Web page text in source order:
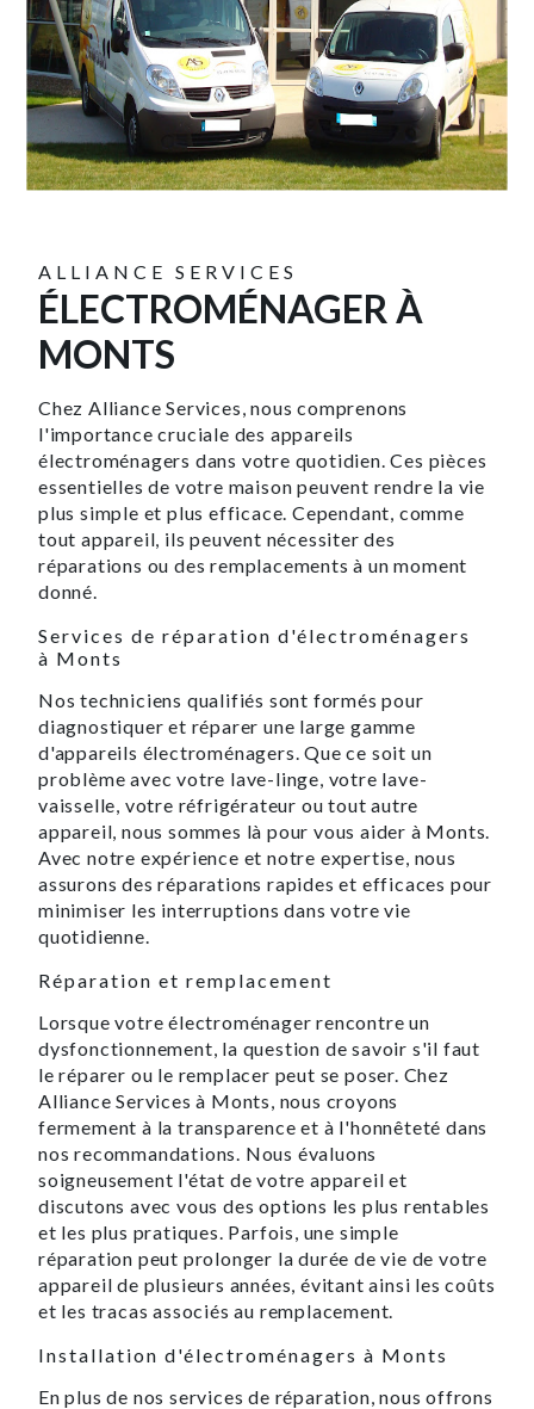
ALLIANCE SERVICES
ÉLECTROMÉNAGER À
MONTS
Chez Alliance Services, nous comprenons
l'importance cruciale des appareils
électroménagers dans votre quotidien. Ces pièces
essentielles de votre maison peuvent rendre la vie
plus simple et plus efficace. Cependant, comme
tout appareil, ils peuvent nécessiter des
réparations ou des remplacements à un moment
donné.
Services de réparation d'électroménagers
à Monts
Nos techniciens qualifiés sont formés pour
diagnostiquer et réparer une large gamme
d'appareils électroménagers. Que ce soit un
problème avec votre lave-linge, votre lave-
vaisselle, votre réfrigérateur ou tout autre
appareil, nous sommes là pour vous aider à Monts.
Avec notre expérience et notre expertise, nous
assurons des réparations rapides et efficaces pour
minimiser les interruptions dans votre vie
quotidienne.
Réparation et remplacement
Lorsque votre électroménager rencontre un
dysfonctionnement, la question de savoir s'il faut
le réparer ou le remplacer peut se poser. Chez
Alliance Services à Monts, nous croyons
fermement à la transparence et à l'honnêteté dans
nos recommandations. Nous évaluons
soigneusement l'état de votre appareil et
discutons avec vous des options les plus rentables
et les plus pratiques. Parfois, une simple
réparation peut prolonger la durée de vie de votre
appareil de plusieurs années, évitant ainsi les coûts
et les tracas associés au remplacement.
Installation d'électroménagers à Monts
En plus de nos services de réparation, nous offrons